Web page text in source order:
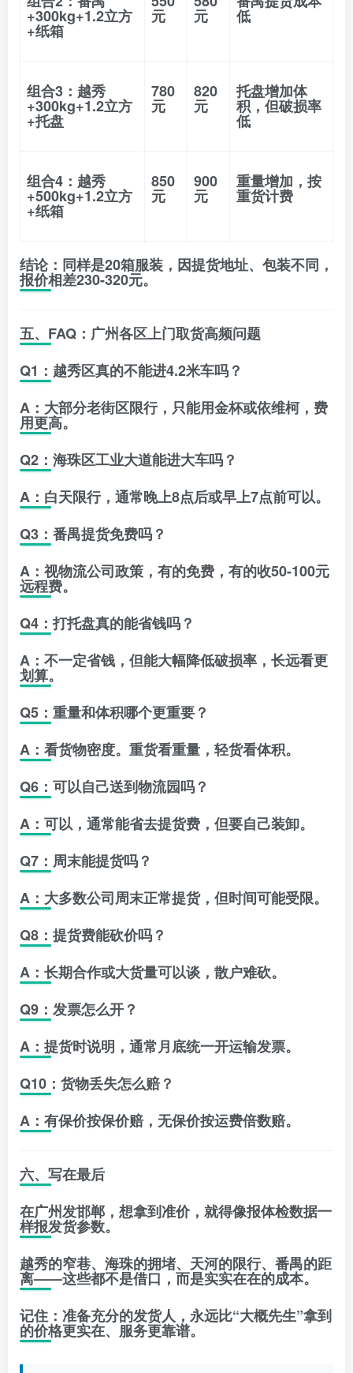
+300kg+1.2立方
+纸箱
元 元 低
组合3 ：越秀
+300kg+1.2立方
+托盘
780
元
820
元
托盘增加体
积，但破损率
低
组合4 ：越秀
+500kg+1.2立方
+纸箱
850
元
900
元
重量增加，按
重货计费
结论：同样是20箱服装，因提货地址、包装不同，
报价相差230-320元。
五、FAQ：广州各区上门取货高频问题
Q1：越秀区真的不能进4.2米车吗？
A：大部分老街区限行，只能用金杯或依维柯，费
用更高。
Q2：海珠区工业大道能进大车吗？
A：白天限行，通常晚上8点后或早上7点前可以。
Q3：番禺提货免费吗？
A：视物流公司政策，有的免费，有的收50-100元
远程费。
Q4：打托盘真的能省钱吗？
A：不一定省钱，但能大幅降低破损率，长远看更
划算。
Q5：重量和体积哪个更重要？
A：看货物密度。重货看重量，轻货看体积。
Q6：可以自己送到物流园吗？
A：可以，通常能省去提货费，但要自己装卸。
Q7：周末能提货吗？
A：大多数公司周末正常提货，但时间可能受限。
Q8：提货费能砍价吗？
A：长期合作或大货量可以谈，散户难砍。
Q9：发票怎么开？
A：提货时说明，通常月底统一开运输发票。
Q10：货物丢失怎么赔？
A：有保价按保价赔，无保价按运费倍数赔。
六、写在最后
在广州发邯郸，想拿到准价，就得像报体检数据一
样报发货参数。
越秀的窄巷、海珠的拥堵、天河的限行、番禺的距
离——这些都不是借口，而是实实在在的成本。
记住： 准备充分的发货人，永远比“大概先生”拿到
的价格更实在、服务更靠谱。